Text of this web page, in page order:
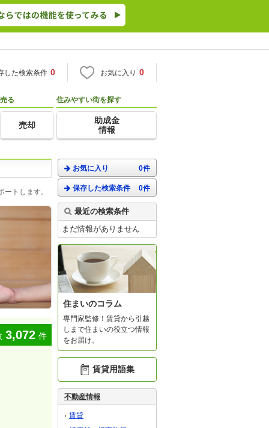
した検索条件 0 お気に入り 0
売る
売却
住みやすい街を探す
助成金
情報
トします。
3,072 件
お気に入り 0件
保存した検索条件 0件
最近の検索条件
まだ情報がありません
住まいのコラム
専門家監修！賃貸から引越
しまで住まいの役立つ情報
をお届け。
賃貸用語集
不動産情報
賃貸